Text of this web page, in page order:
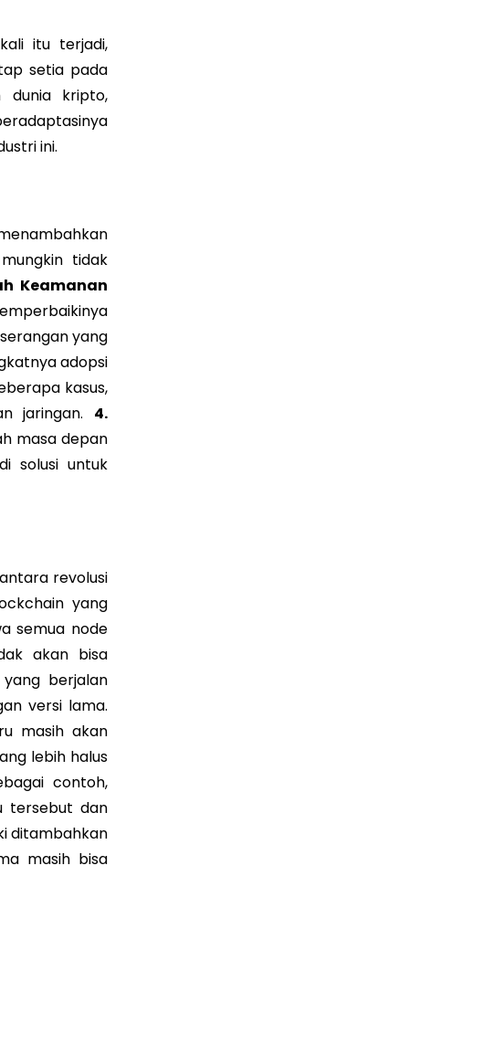
itu terjadi,
setia pada
dunia kripto,
ini.
tidak
Keamanan
yang
adopsi
kasus,
jaringan. 4.
masa depan
solusi untuk
revolusi
yang
semua node
akan bisa
berjalan
versi lama.
masih akan
lebih halus
contoh,
tersebut dan
ditambahkan
masih bisa